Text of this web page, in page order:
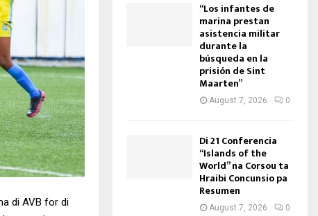
di AVB for di
“Los infantes de
marina prestan
asistencia militar
durante la
búsqueda en la
prisión de Sint
Maarten”
August 7, 2026 0
Di 21 Conferencia
“Islands of the
World” na Corsou ta
Hraibi Concunsio pa
Resumen
August 7, 2026 0